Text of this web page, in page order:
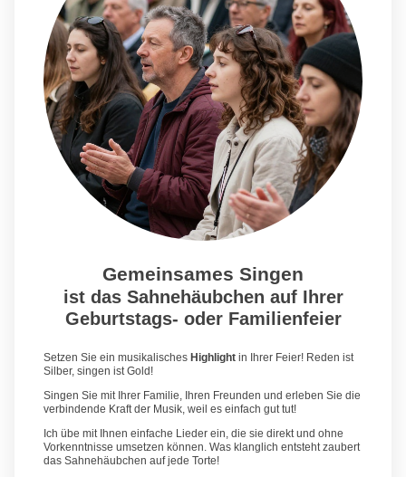
Gemeinsames Singen
ist das Sahnehäubchen auf Ihrer
Geburtstags- oder Familienfeier
Setzen Sie ein musikalisches Highlight in Ihrer Feier! Reden ist
Silber, singen ist Gold!
Singen Sie mit Ihrer Familie, Ihren Freunden und erleben Sie die
verbindende Kraft der Musik, weil es einfach gut tut!
Ich übe mit Ihnen einfache Lieder ein, die sie direkt und ohne
Vorkenntnisse umsetzen können. Was klanglich entsteht zaubert
das Sahnehäubchen auf jede Torte!